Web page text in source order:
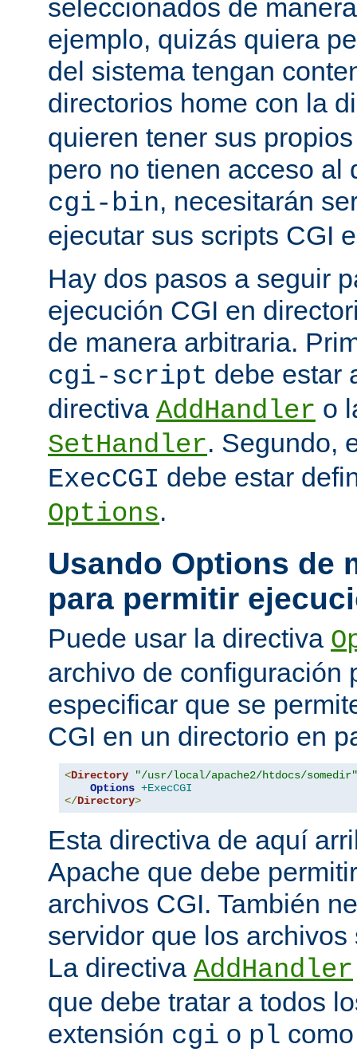
seleccionados de
ejemplo, quizás quiera
del sistema tengan
directorios home con la
quieren tener sus
pero no tienen acceso al
cgi-bin, necesitarán
ejecutar sus scripts CGI
Hay dos pasos a seguir
ejecución CGI en
de manera arbitraria.
cgi-script debe estar
directiva AddHandler o
SetHandler. Segundo,
ExecCGI debe estar
Options.
Usando Options de
para permitir
Puede usar la directiva
archivo de configuración
especificar que se
CGI en un directorio en
<Directory
"/usr/local/apache2/htdocs/somedir"
Options +ExecCGI
</Directory>
Esta directiva de aquí
Apache que debe
archivos CGI. También
servidor que los
La directiva AddHandler
que debe tratar a todos
extensión cgi o pl